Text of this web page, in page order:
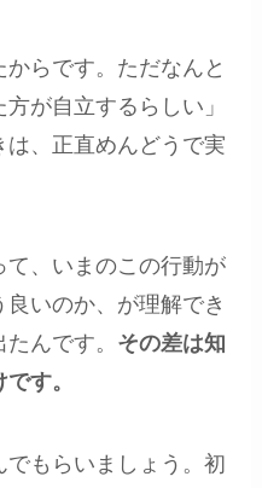
らです。ただなんと
が自立するらしい」
は、正直めんどうで実
、いまのこの行動が
いのか、が理解でき
んです。 その差は知
す。
もらいましょう。初